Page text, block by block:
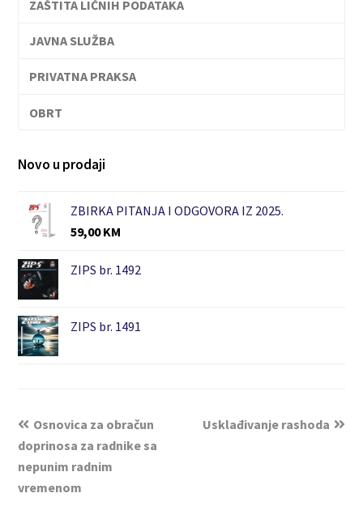
ZAŠTITA LIČNIH PODATAKA
JAVNA SLUŽBA
PRIVATNA PRAKSA
OBRT
Novo u prodaji
ZBIRKA PITANJA I ODGOVORA IZ 2025.
59,00KM
ZIPS br. 1492
ZIPS br. 1491
Osnovica za obračun
doprinosa za radnike sa
nepunim radnim
vremenom
Usklađivanje rashoda